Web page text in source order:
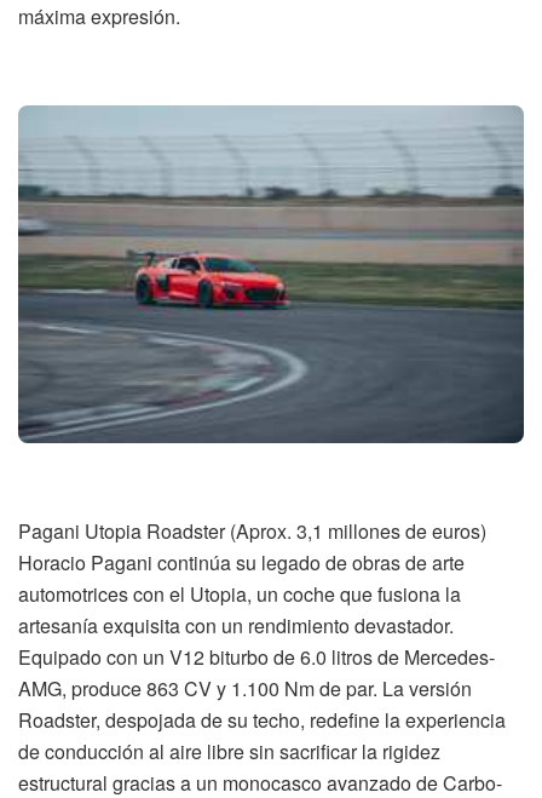
máxima expresión.
Pagani Utopia Roadster (Aprox. 3,1 millones de euros)
Horacio Pagani continúa su legado de obras de arte
automotrices con el Utopia, un coche que fusiona la
artesanía exquisita con un rendimiento devastador.
Equipado con un V12 biturbo de 6.0 litros de Mercedes-
AMG, produce 863 CV y 1.100 Nm de par. La versión
Roadster, despojada de su techo, redefine la experiencia
de conducción al aire libre sin sacrificar la rigidez
estructural gracias a un monocasco avanzado de Carbo-